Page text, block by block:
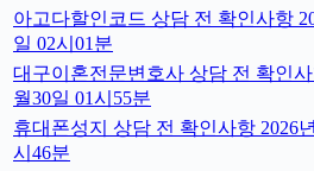
아고다할인코드 상담 전 확인사항
일 02시01분
대구이혼전문변호사 상담 전 확인사
월30일 01시55분
휴대폰성지 상담 전 확인사항 2026
시46분